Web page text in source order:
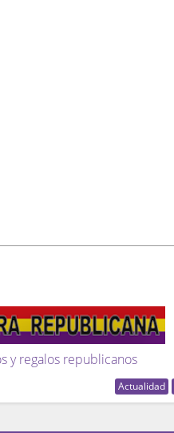
y regalos republicanos
Actualidad